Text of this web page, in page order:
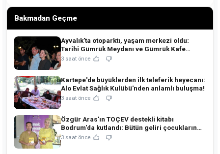
Bakmadan Geçme
Ayvalık'ta otoparktı, yaşam merkezi oldu:
Tarihi Gümrük Meydanı ve Gümrük Kafe
açıldı!
3 saat önce
Kartepe'de büyüklerden ilk teleferik heyecanı:
Alo Evlat Sağlık Kulübü'nden anlamlı buluşma!
3 saat önce
Özgür Aras'ın TOÇEV destekli kitabı
Bodrum'da kutlandı: Bütün geliri çocukların
eğitimine!
3 saat önce